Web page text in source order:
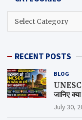
CATEGORIES
RECENT POSTS
BLOG
जानिए
सच
July 30,